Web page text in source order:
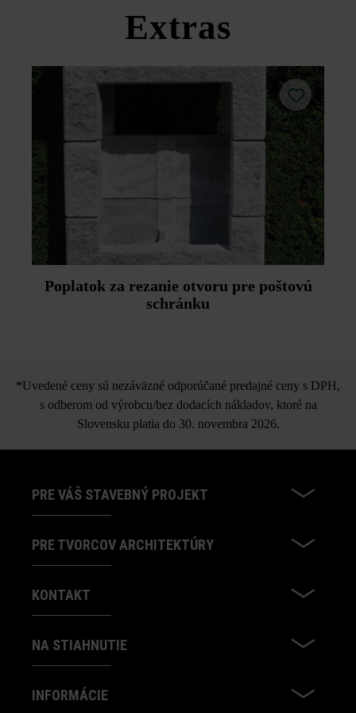
Extras
Poplatok za rezanie otvoru pre poštovú
schránku
*Uvedené ceny sú nezáväzné odporúčané predajné ceny s DPH,
s odberom od výrobcu/bez dodacích nákladov, ktoré na
Slovensku platia do 30. novembra 2026.
PRE VÁŠ STAVEBNÝ PROJEKT
PRE TVORCOV ARCHITEKTÚRY
KONTAKT
NA STIAHNUTIE
INFORMÁCIE